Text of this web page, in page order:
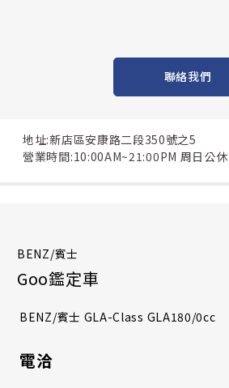
聯絡我們
地址:新店區安康路二段350號之5
營業時間:10:00AM~21:00PM 周日公休
BENZ/賓士
Goo鑑定車
BENZ/賓士 GLA-Class GLA180/0cc
電洽